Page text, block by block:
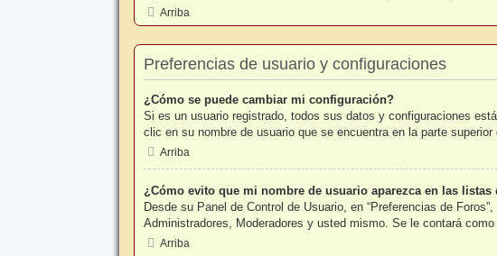
Arriba
Preferencias de usuario y configuraciones
¿Cómo se puede cambiar mi configuración?
Si es un usuario registrado, todos sus datos y configuraciones
clic en su nombre de usuario que se encuentra en la parte
Arriba
¿Cómo evito que mi nombre de usuario aparezca en las
Desde su Panel de Control de Usuario, en “Preferencias de
Administradores, Moderadores y usted mismo. Se le contará como
Arriba